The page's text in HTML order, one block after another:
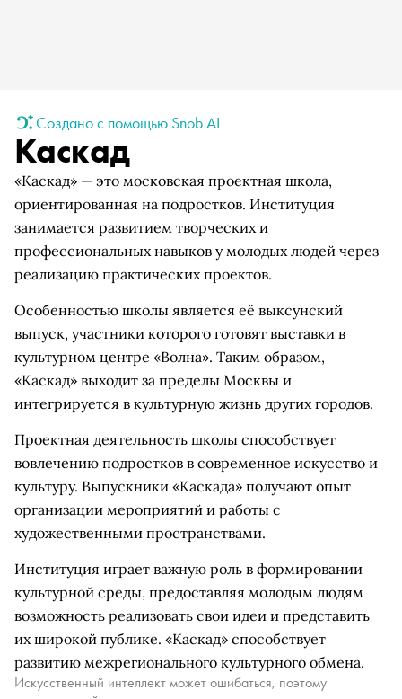
Создано с помощью Snob AI
Каскад
«Каскад» — это московская проектная школа,
ориентированная на подростков. Институция
занимается развитием творческих и
профессиональных навыков у молодых людей через
реализацию практических проектов.
Особенностью школы является её выксунский
выпуск, участники которого готовят выставки в
культурном центре «Волна». Таким образом,
«Каскад» выходит за пределы Москвы и
интегрируется в культурную жизнь других городов.
Проектная деятельность школы способствует
вовлечению подростков в современное искусство и
культуру. Выпускники «Каскада» получают опыт
организации мероприятий и работы с
художественными пространствами.
Институция играет важную роль в формировании
культурной среды, предоставляя молодым людям
возможность реализовать свои идеи и представить
их широкой публике. «Каскад» способствует
развитию межрегионального культурного обмена.
Искусственный интеллект может ошибаться, поэтому